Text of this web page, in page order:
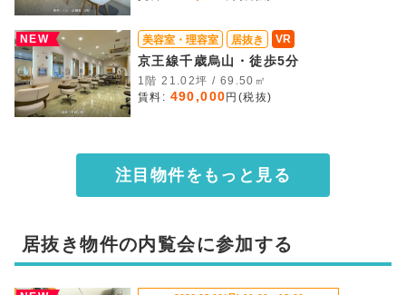
NEW 美容室・理容室 居抜き VR
京王線千歳烏山・徒歩5分
1階 21.02坪 / 69.50㎡
賃料: 490,000 円(税抜)
注目物件をもっと見る
居抜き物件の内覧会に参加する